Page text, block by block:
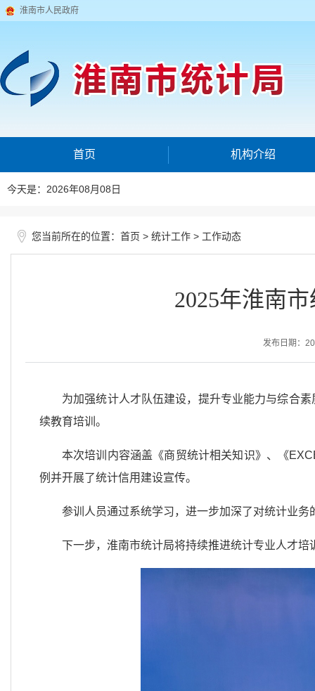
淮南市人民政府
首页 机构介绍
今天是：2026年08月08日
您当前所在的位置： 首页 > 统计工作 > 工作动态
2025年淮南
发布日期：
为加强统计人才队伍建设，提升专业能力与综合
续教育培训。
本次培训内容涵盖《商贸统计相关知识》、《
例并开展了统计信用建设宣传。
参训人员通过系统学习，进一步加深了对统计业
下一步，淮南市统计局将持续推进统计专业人才